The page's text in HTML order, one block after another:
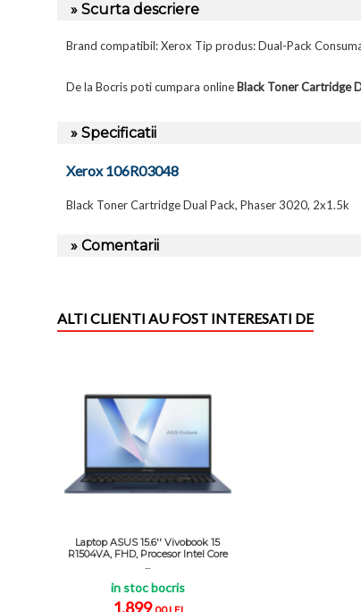
» Scurta descriere
Brand compatibil: Xerox Tip produs: Dual-Pack
De la Bocris poti cumpara online Black Toner Cartridge
» Specificatii
Xerox 106R03048
Black Toner Cartridge Dual Pack, Phaser 3020, 2x1.5k
» Comentarii
ALTI CLIENTI AU FOST INTERESATI DE
Laptop ASUS 15.6'' Vivobook 15
R1504VA, FHD, Procesor Intel Core
...
in stoc bocris
1.899